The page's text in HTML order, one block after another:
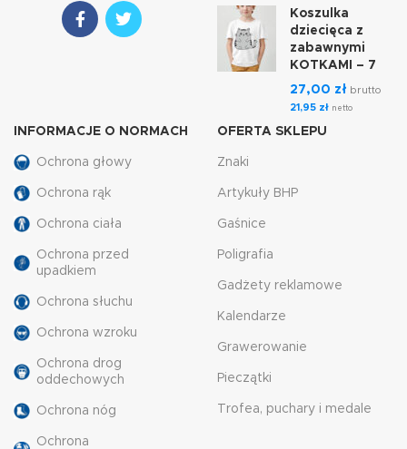
Koszulka
dziecięca z
zabawnymi
KOTKAMI – 7
27,00 zł brutto
21,95 zł netto
INFORMACJE O NORMACH
Ochrona głowy
Ochrona rąk
Ochrona ciała
Ochrona przed
upadkiem
Ochrona słuchu
Ochrona wzroku
Ochrona drog
oddechowych
Ochrona nóg
Ochrona
OFERTA SKLEPU
Znaki
Artykuły BHP
Gaśnice
Poligrafia
Gadżety reklamowe
Kalendarze
Grawerowanie
Pieczątki
Trofea, puchary i medale